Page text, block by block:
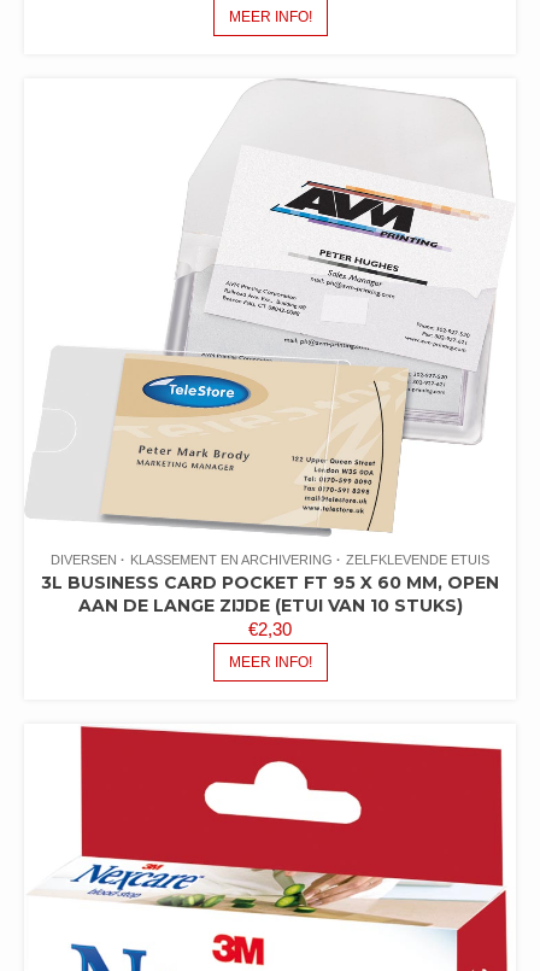
MEER INFO!
DIVERSEN KLASSEMENT EN ARCHIVERING ZELFKLEVENDE ETUIS
3L BUSINESS CARD POCKET FT 95 X 60 MM, OPEN
AAN DE LANGE ZIJDE (ETUI VAN 10 STUKS)
€2,30
MEER INFO!